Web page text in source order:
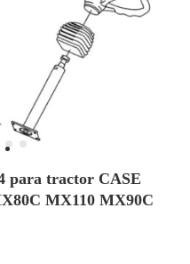
para tractor CASE
MX110 MX90C